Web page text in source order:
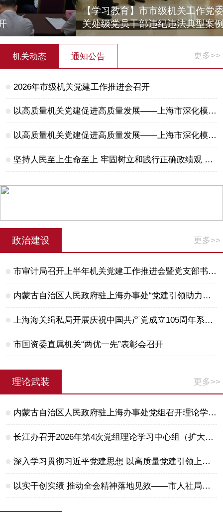
【学习教育】市市级机关工作党委组织参观市级机
关处级党员干部违纪违法典型案例巡展
机关动态 通知公告 更多>>
2026年市级机关党建工作推进会召开
以高质量机关党建促进高质量发展——上海市深化模范机关建设实践与探索（九）
以高质量机关党建促进高质量发展——上海市深化模范机关建设实践与探索（八）
坚持人民至上生命至上 牢固树立和践行正确政绩观 ——上海市市级机关党支部联合主题党日第四期举行
政治建设 更多>>
市审计局召开上半年机关党建工作推进会暨党支部书记座谈会
内蒙古自治区人民政府驻上海办事处“党建引领助力自贸发展上海专家内蒙古行”活动 上海专家赴呼和浩特市、二连浩特市开展党建共建活动
上海海关缉私局开展庆祝中国共产党成立105周年系列活动纪实
市国资委直属机关“两优一先”表彰会召开
理论武装 更多>>
内蒙古自治区人民政府驻上海办事处党组召开理论学习中心组学习（扩大）会议 深入学习贯彻习近平党建思想
长江办召开2026年第4次党组理论学习中心组（扩大）学习会
深入学习贯彻习近平党建思想 以高质量党建引领上海国防动员高质量发展——市国动办举办“双月论坛”
以实干创实绩 推动全会精神落地见效——市人社局党组传达学习十二届市委九次全会精神